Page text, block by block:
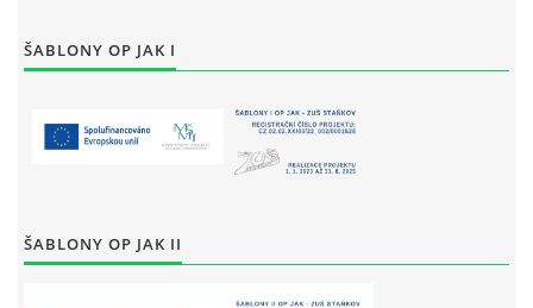
ŠABLONY OP JAK I
ŠABLONY OP JAK II